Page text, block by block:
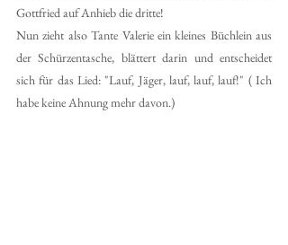
Gottfried auf Anhieb die dritte!
Nun zieht also Tante Valerie ein kleines Büchlein aus
der Schürzentasche, blättert darin und entscheidet
sich für das Lied: "Lauf, Jäger, lauf, lauf, lauf!" ( Ich
habe keine Ahnung mehr davon.)